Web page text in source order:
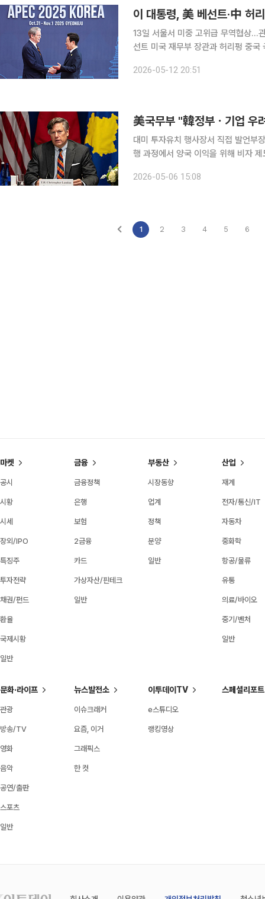
이 대통령, 美 베선트·中 허
13일 서울서 미중 고위급 무역협상…관세·공급망·대
선트 미국 재무부 장관과 허리펑 중
2026-05-12 20:51
美국무부 "韓정부ㆍ기업 우
대미 투자유치 행사장서 직접 발언부장관 "작년 韓
행 과정에서 양국 이익을 위해 비자 제도를 개편 중이라
고 있다”고 밝혔다. 영국 ‘미들이스트
2026-05-06 15:08
1 2 3 4 5 6
마켓
공시
시황
시세
장외/IPO
특징주
투자전략
채권/펀드
환율
국제시황
일반
금융
금융정책
은행
보험
2금융
카드
가상자산/핀테크
일반
부동산
시장동향
업계
정책
분양
일반
산업
재계
전자/통신/IT
자동차
중화학
항공/물류
유통
의료/바이오
중기/벤처
일반
문화·라이프
관광
방송/TV
영화
음악
공연/출판
스포츠
일반
뉴스발전소
이슈크래커
요즘, 이거
그래픽스
한 컷
이투데이TV
e스튜디오
랭킹영상
스페셜리포트